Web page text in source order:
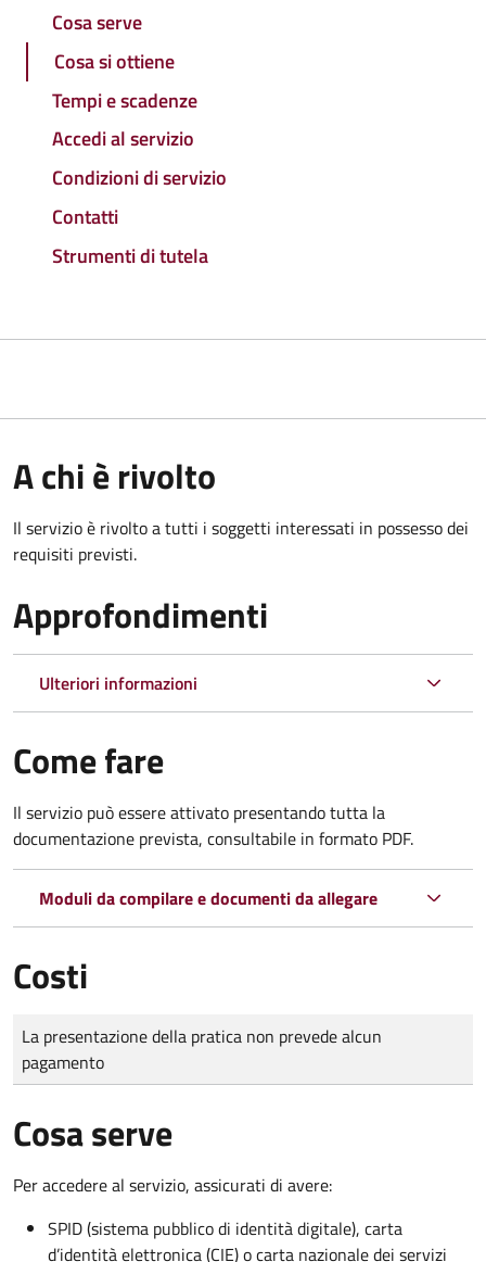
Cosa serve
Cosa si ottiene
Tempi e scadenze
Accedi al servizio
Condizioni di servizio
Contatti
Strumenti di tutela
A chi è rivolto
Il servizio è rivolto a tutti i soggetti interessati in possesso dei
requisiti previsti.
Approfondimenti
Ulteriori informazioni
Come fare
Il servizio può essere attivato presentando tutta la
documentazione prevista, consultabile in formato PDF.
Moduli da compilare e documenti da allegare
Costi
Tipo di pagamento
Importo
La presentazione della pratica non prevede alcun
pagamento
Cosa serve
Per accedere al servizio, assicurati di avere:
SPID (sistema pubblico di identità digitale), carta
d’identità elettronica (CIE) o carta nazionale dei servizi